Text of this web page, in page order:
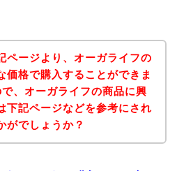
ページより、オーガライフの
価格で購入することができま
で、オーガライフの商品に興
下記ページなどを参考にされ
がでしょうか？